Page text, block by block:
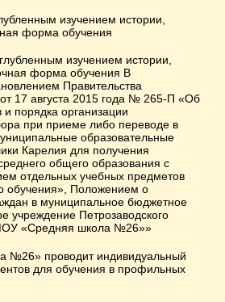
изучением истории,
форма обучения
изучением истории,
форма обучения В
Правительства
17 августа 2015 года № 265-П «Об
порядка организации
при приеме либо переводе в
образовательные
Карелия для получения
общего образования с
отдельных учебных предметов
обучения», Положением о
в муниципальное бюджетное
учреждение Петрозаводского
«Средняя школа №26»»
№26» проводит индивидуальный
для обучения в профильных